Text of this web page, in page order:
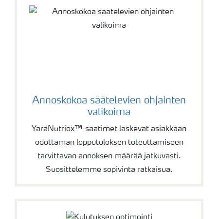
Annoskokoa säätelevien ohjainten
valikoima
YaraNutriox™-säätimet laskevat asiakkaan
odottaman lopputuloksen toteuttamiseen
tarvittavan annoksen määrää jatkuvasti.
Suosittelemme sopivinta ratkaisua.